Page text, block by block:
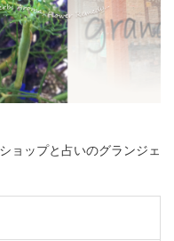
ョップと占いのグランジェ